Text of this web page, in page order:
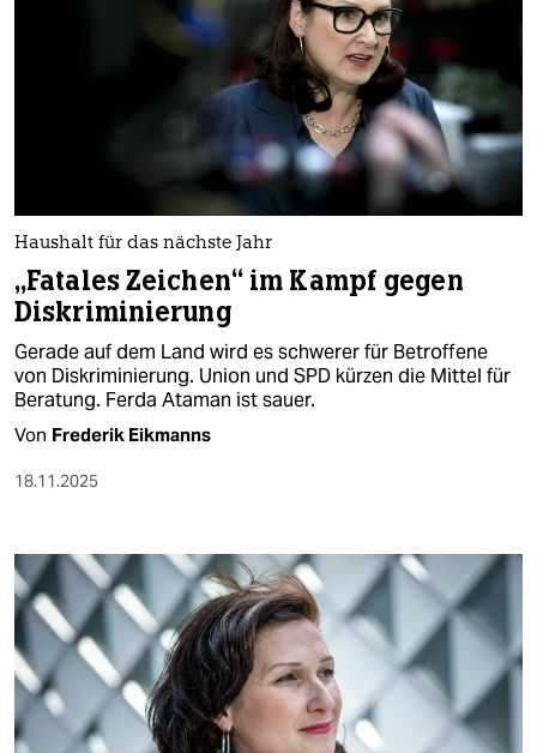
Haushalt für das nächste Jahr
„Fatales Zeichen“ im Kampf gegen
Diskriminierung
Gerade auf dem Land wird es schwerer für Betroffene
von Diskriminierung. Union und SPD kürzen die Mittel für
Beratung. Ferda Ataman ist sauer.
Von Frederik Eikmanns
18.11.2025